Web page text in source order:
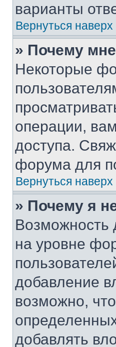
варианты
Вернуться наверх
» Почему
Некоторые
операции,
доступа.
форума для
Вернуться наверх
» Почему я
Возможность
на уровне
добавление
возможно,
добавлять